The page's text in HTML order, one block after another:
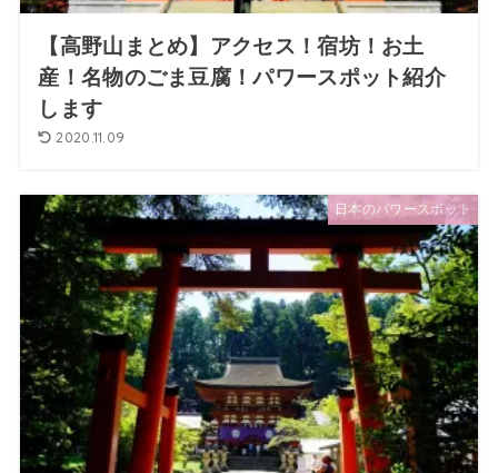
【高野山まとめ】アクセス！宿坊！お土
産！名物のごま豆腐！パワースポット紹介
します
2020.11.09
日本のパワースポット